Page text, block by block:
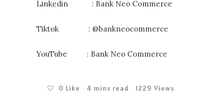
Linkedin : Bank Neo Commerce
Tiktok : @bankneocommerce
YouTube : Bank Neo Commerce
0 Like 4 mins read 1229 Views